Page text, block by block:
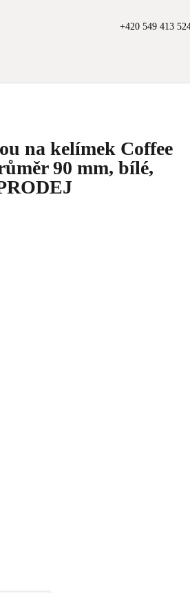
+420 549 413
na kelímek Coffee
90 mm, bílé,